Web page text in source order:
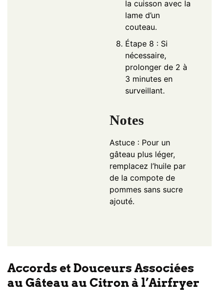
la cuisson avec la
lame d’un
couteau.
Étape 8 : Si
nécessaire,
prolonger de 2 à
3 minutes en
surveillant.
Notes
Astuce : Pour un
gâteau plus léger,
remplacez l’huile par
de la compote de
pommes sans sucre
ajouté.
Accords et Douceurs Associées
au Gâteau au Citron à l’Airfryer